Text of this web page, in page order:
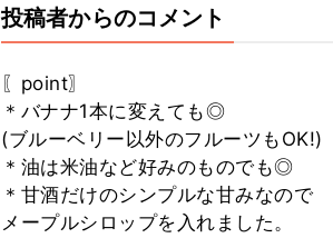
投稿者からのコメント
〖point〗
＊バナナ1本に変えても◎
(ブルーベリー以外のフルーツもOK!)
＊油は米油など好みのものでも◎
＊甘酒だけのシンプルな甘みなので
メープルシロップを入れました。